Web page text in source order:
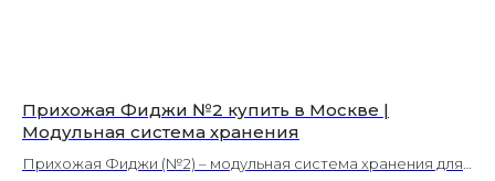
Прихожая Фиджи №2 купить в Москве |
Модульная система хранения
Прихожая Фиджи (№2) – модульная система хранения для